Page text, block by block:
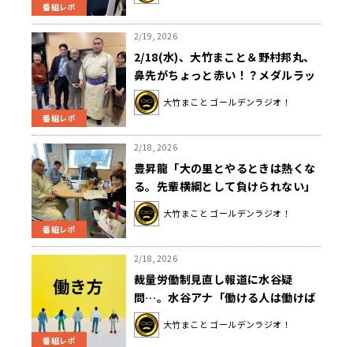
番組レポ
番組レポ
2/19, 2026
2/18(水)、大竹まこと＆野村邦丸、
鼻先がちょっと赤い！？メダルラッ
シュのミラノから中継も！
大竹まこと ゴールデンラジオ！
番組レポ
2/18, 2026
豊昇龍「大の里とやるときは熱くな
る。先輩横綱として負けられない」
大竹まこと ゴールデンラジオ！
番組レポ
2/18, 2026
裁量労働制見直し報道に水谷疑
問…。水谷アナ「働ける人は働けば
いいし、働けない人は無理しなくて
いい」大竹「今度立候補してくださ
大竹まこと ゴールデンラジオ！